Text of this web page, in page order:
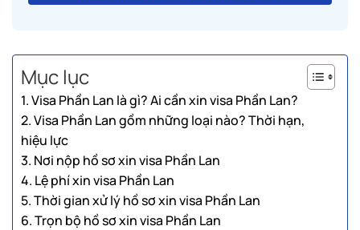
Mục lục
1. Visa Phần Lan là gì? Ai cần xin visa Phần Lan?
2. Visa Phần Lan gồm những loại nào? Thời hạn,
hiệu lực
3. Nơi nộp hồ sơ xin visa Phần Lan
4. Lệ phí xin visa Phần Lan
5. Thời gian xử lý hồ sơ xin visa Phần Lan
6. Trọn bộ hồ sơ xin visa Phần Lan